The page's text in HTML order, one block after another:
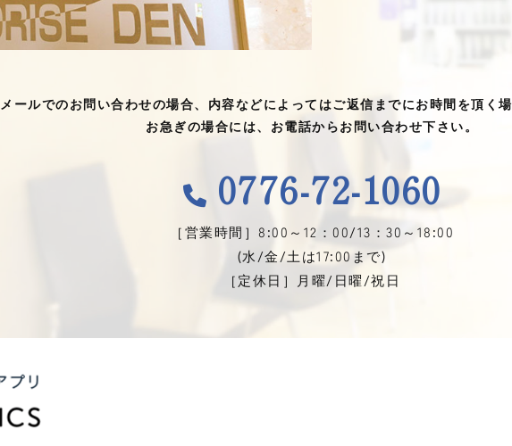
メールでのお問い合わせの場合、内容などによってはご返信までにお時間を頂く
お急ぎの場合には、お電話からお問い合わせ下さい。
0776-72-1060
［営業時間］8:00～12：00/13：30～18:00
(水/金/土は17:00まで)
［定休日］月曜/日曜/祝日